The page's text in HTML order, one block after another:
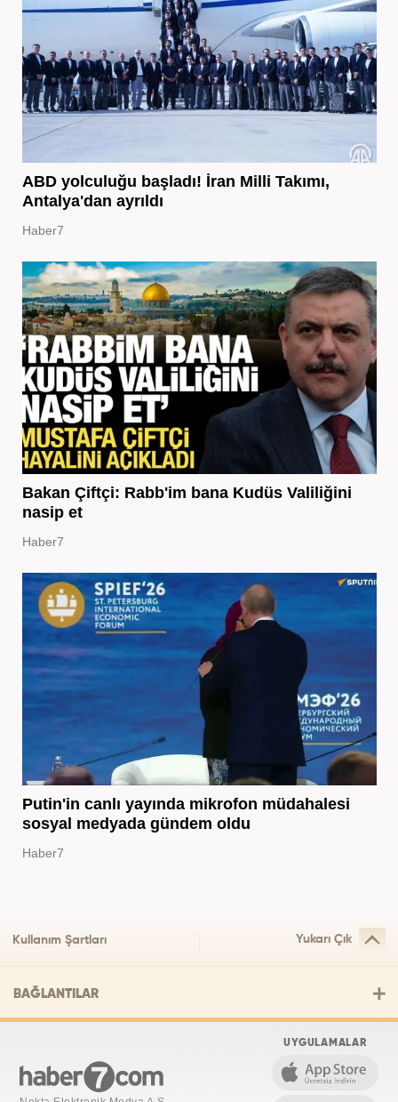
ABD yolculuğu başladı! İran Milli Takımı,
Antalya'dan ayrıldı
Haber7
Bakan Çiftçi: Rabb'im bana Kudüs Valiliğini
nasip et
Haber7
Putin'in canlı yayında mikrofon müdahalesi
sosyal medyada gündem oldu
Haber7
Kullanım Şartları Yukarı Çık
BAĞLANTILAR
UYGULAMALAR